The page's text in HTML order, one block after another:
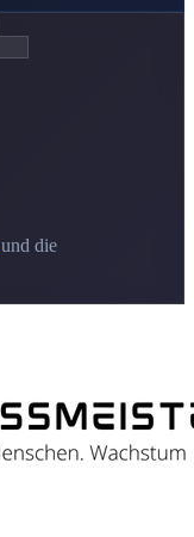
und die